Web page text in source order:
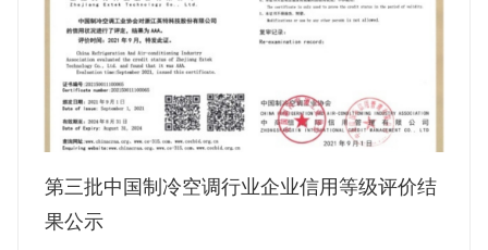
第三批中国制冷空调行业企业信用等级评价结
果公示